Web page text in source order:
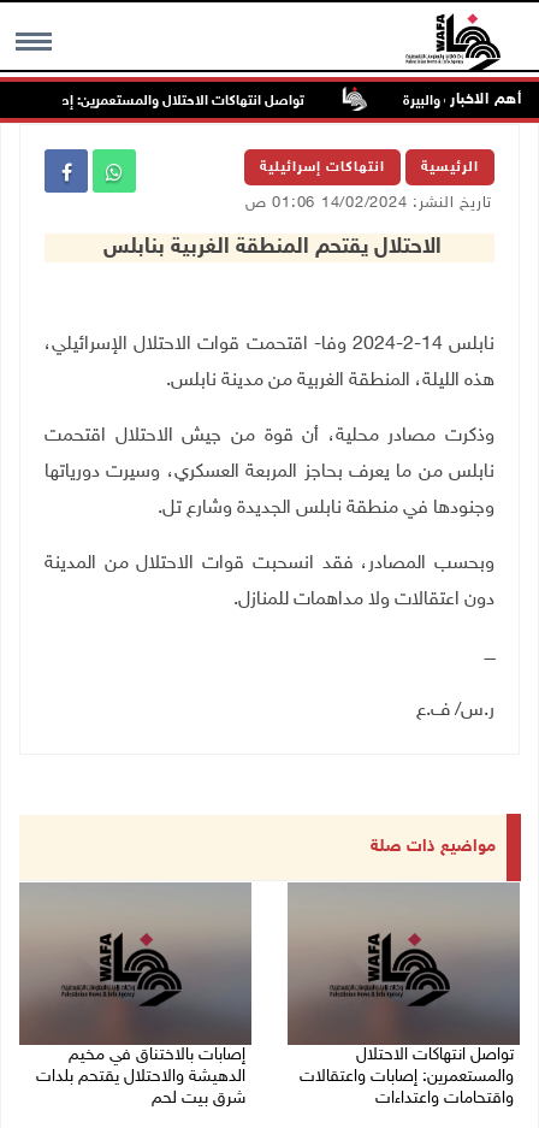
MENU أهم الاخبار تواصل انتهاكات الاحتلال والمستعمرين: إصابات
الرئيسية انتهاكات إسرائيلية
تاريخ النشر: 14/02/2024 01:06 ص
الاحتلال يقتحم المنطقة الغربية بنابلس
نابلس 14-2-2024 وفا- اقتحمت قوات الاحتلال الإسرائيلي،
هذه الليلة، المنطقة الغربية من مدينة نابلس.
وذكرت مصادر محلية، أن قوة من جيش الاحتلال اقتحمت
نابلس من ما يعرف بحاجز المربعة العسكري، وسيرت دورياتها
وجنودها في منطقة نابلس الجديدة وشارع تل.
وبحسب المصادر، فقد انسحبت قوات الاحتلال من المدينة
دون اعتقالات ولا مداهمات للمنازل.
ــــ
ر.س/ ف.ع
مواضيع ذات صلة
تواصل انتهاكات الاحتلال
والمستعمرين: إصابات واعتقالات
واقتحامات واعتداءات
إصابات بالاختناق في مخيم
الدهيشة والاحتلال يقتحم بلدات
شرق بيت لحم